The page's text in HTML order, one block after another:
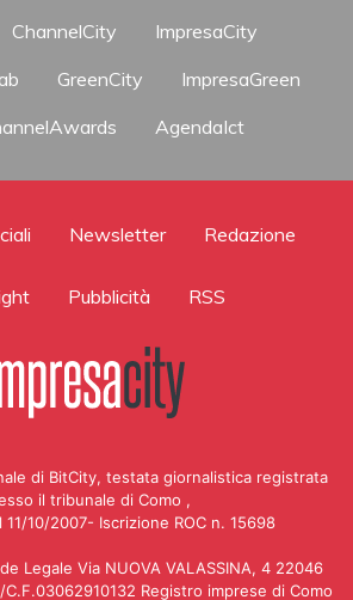
ChannelCity
ImpresaCity
GreenCity
ImpresaGreen
AgendaIct
Newsletter Redazione
Pubblicità RSS
di BitCity, testata giornalistica registrata
il tribunale di Como ,
11/10/2007- Iscrizione ROC n. 15698
Legale Via NUOVA VALASSINA, 4 22046
C.F.03062910132 Registro imprese di Como